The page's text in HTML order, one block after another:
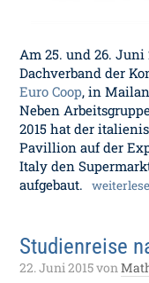
Am 25. und 26. Juni
Dachverband der
Euro Coop, in
Neben
2015 hat der
Pavillion auf der
Italy den
aufgebaut.
Studienreise
22. Juni 2015von